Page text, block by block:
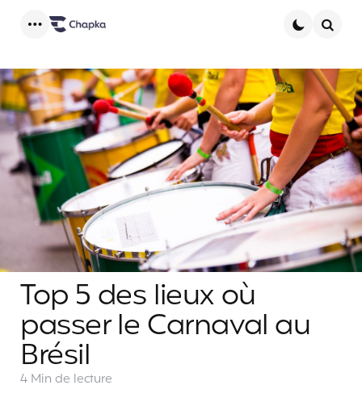
Top 5 des lieux où
passer le Carnaval au
Brésil
4 Min de lecture